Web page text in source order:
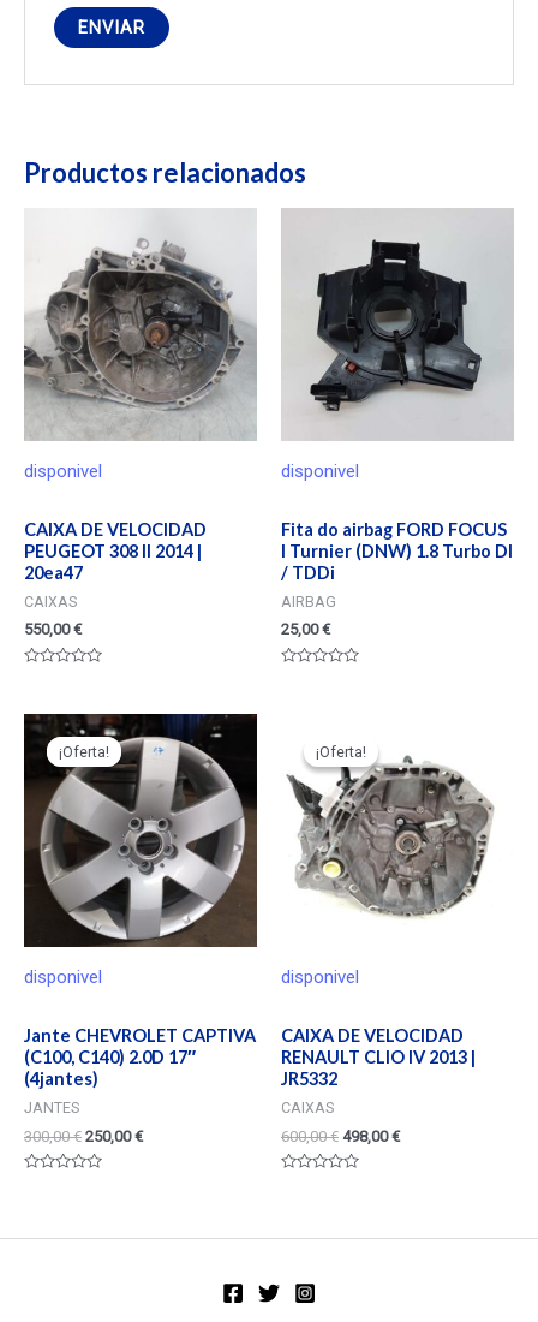
Productos relacionados
disponivel
CAIXA DE VELOCIDAD
PEUGEOT 308 II 2014 |
20ea47
CAIXAS
550,00€
de
disponivel
Fita do airbag FORD FOCUS
I Turnier (DNW) 1.8 Turbo DI
/ TDDi
AIRBAG
25,00€
¡Oferta!
disponivel
¡Oferta!
Jante CHEVROLET CAPTIVA
(C100, C140) 2.0D 17″
(4jantes)
JANTES
300,00€ 250,00€
5
¡Oferta!
disponivel
¡Oferta!
CAIXA DE VELOCIDAD
RENAULT CLIO IV 2013 |
JR5332
CAIXAS
600,00€ 498,00€
5